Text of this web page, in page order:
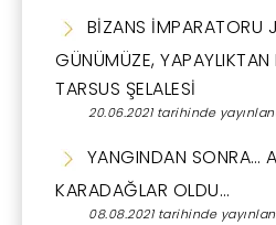
BİZANS İMPARATORU
GÜNÜMÜZE,
TARSUS ŞELALESİ
20.06.2021 tarihinde
YANGINDAN SONRA…
KARADAĞLAR OLDU…
08.08.2021 tarihinde